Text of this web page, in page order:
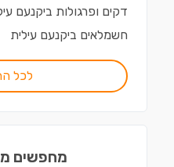
דקים ופרגולות ביקנעם
חשמלאים ביקנעם עילית
לכל
מחפשים